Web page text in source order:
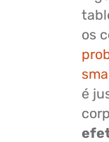
os
é